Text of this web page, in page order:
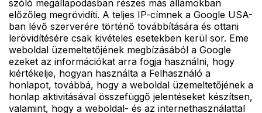
szóló megállapodásban részes más államokban
előzőleg megrövidíti. A teljes IP-címnek a Google USA-
ban lévő szerverére történő továbbítására és ottani
lerövidítésére csak kivételes esetekben kerül sor. Eme
weboldal üzemeltetőjének megbízásából a Google
ezeket az információkat arra fogja használni, hogy
kiértékelje, hogyan használta a Felhasználó a
honlapot, továbbá, hogy a weboldal üzemeltetőjének a
honlap aktivitásával összefüggő jelentéseket készítsen,
valamint, hogy a weboldal- és az internethasználattal